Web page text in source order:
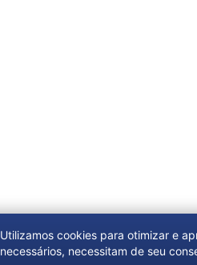
Utilizamos cookies para otimizar e
necessários, necessitam de seu